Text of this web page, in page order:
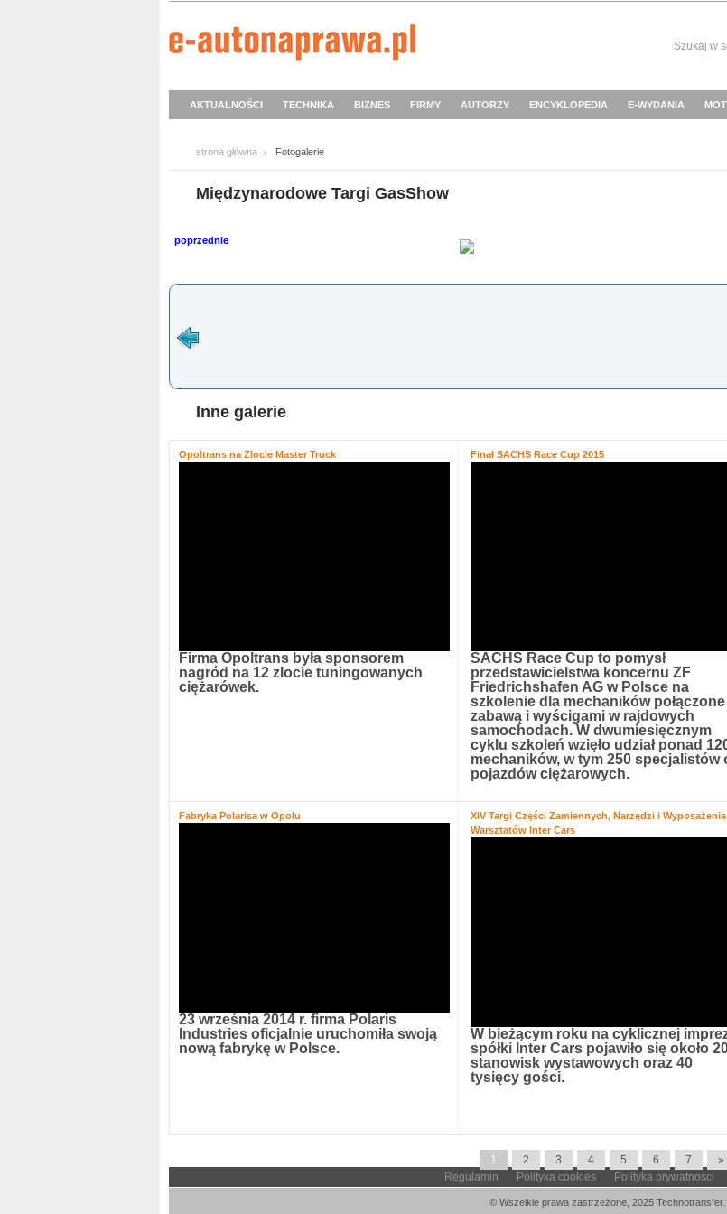
Szukaj w
AKTUALNOŚCI TECHNIKA BIZNES FIRMY AUTORZY ENCYKLOPEDIA E-WYDANIA
strona główna Fotogalerie
Międzynarodowe Targi GasShow
poprzednie
Inne galerie
Opoltrans na Zlocie Master Truck
Firma Opoltrans była sponsorem
nagród na 12 zlocie tuningowanych
ciężarówek.
Finał SACHS Race Cup 2015
SACHS Race Cup to pomysł
przedstawicielstwa koncernu ZF
Friedrichshafen AG w Polsce na
szkolenie dla mechaników połączone
zabawą i wyścigami w rajdowych
samochodach. W dwumiesięcznym
cyklu szkoleń wzięło udział ponad
mechaników, w tym 250 specjalistów
pojazdów ciężarowych.
Fabryka Polarisa w Opolu
23 września 2014 r. firma Polaris
Industries oficjalnie uruchomiła swoją
nową fabrykę w Polsce.
XIV Targi Części Zamiennych, Narzędzi i Wyposażenia
Warsztatów Inter Cars
W bieżącym roku na cyklicznej
spółki Inter Cars pojawiło się około
stanowisk wystawowych oraz 40
tysięcy gości.
1 2 3 4 5 6 7
»
Regulamin
Polityka cookies Polityka prywatności
© Wszelkie prawa zastrzeżone, 2025 Technotransfer.